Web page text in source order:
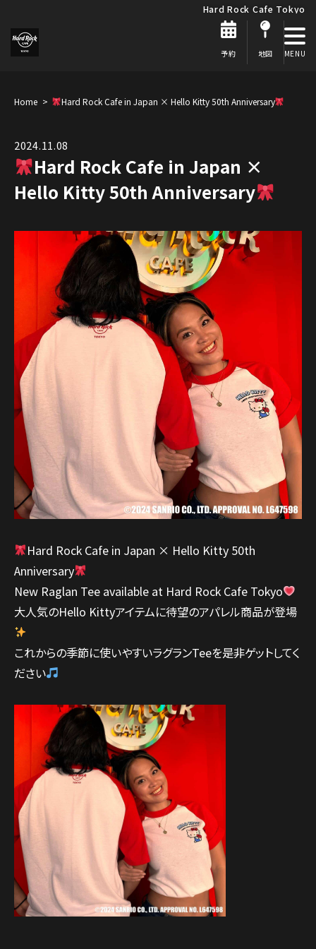
Hard Rock Cafe Tokyo
予約 地図
Home Hard Rock Cafe in Japan × Hello Kitty 50th Anniversary
2024.11.08
Hard Rock Cafe in Japan ×
Hello Kitty 50th Anniversary
Hard Rock Cafe in Japan × Hello Kitty 50th
Anniversary
New Raglan Tee available at Hard Rock Cafe Tokyo
大人気のHello Kittyアイテムに待望のアパレル商品が登場
これからの季節に使いやすいラグランTeeを是非ゲットしてく
ださい